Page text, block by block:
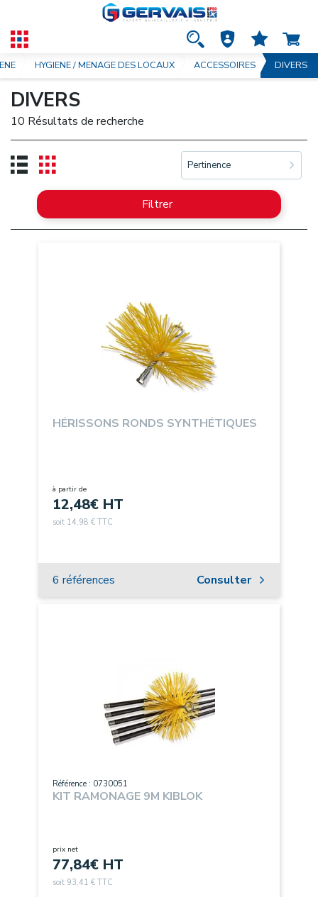
HYGIENE / MENAGE DES LOCAUX ACCESSOIRES DIVERS
DIVERS
10 Résultats de recherche
Pertinence
Filtrer
HÉRISSONS RONDS SYNTHÉTIQUES
à partir de
12,48€ HT
soit 14,98 € TTC
6 références Consulter
Référence : 0730051
KIT RAMONAGE 9M KIBLOK
prix net
77,84€ HT
soit 93,41 € TTC